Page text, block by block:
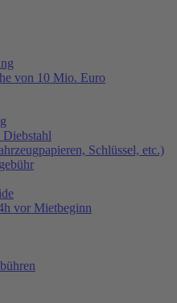
von 10 Mio. Euro
Diebstahl
Schlüssel, etc.)
vor Mietbeginn